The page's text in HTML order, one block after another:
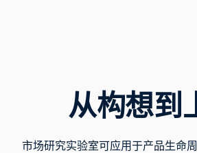
从构想到
市场研究实验室可应用于产品生命